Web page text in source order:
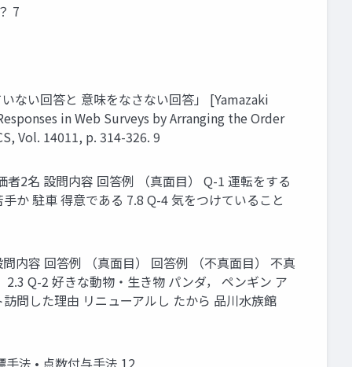
7
ない回答と 意味をなさない回答」 [Yamazaki
in Web Surveys by Arranging the Order
Vol. 14011, p. 314-326. 9
2名 設問内容 回答例 （真⾯⽬） Q-1 運転をする
か 駐⾞ 得意である 7.8 Q-4 気をつけていること
容 回答例 （真⾯⽬） 回答例 （不真⾯⽬） 不真
Q-2 好きな動物‧⽣き物 パンダ， ペンギン ア
問した理由 リニューアルし たから 品川⽔族館
法 • 点数付与⼿法 12